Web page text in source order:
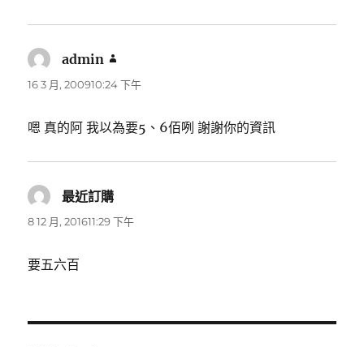
admin
示:
16 3 月, 200910:24 下午
嗯 真的阿 我以為要5、6佰咧 謝謝你的資訊
最近訂購
示:
8 12 月, 201611:29 下午
要五六百